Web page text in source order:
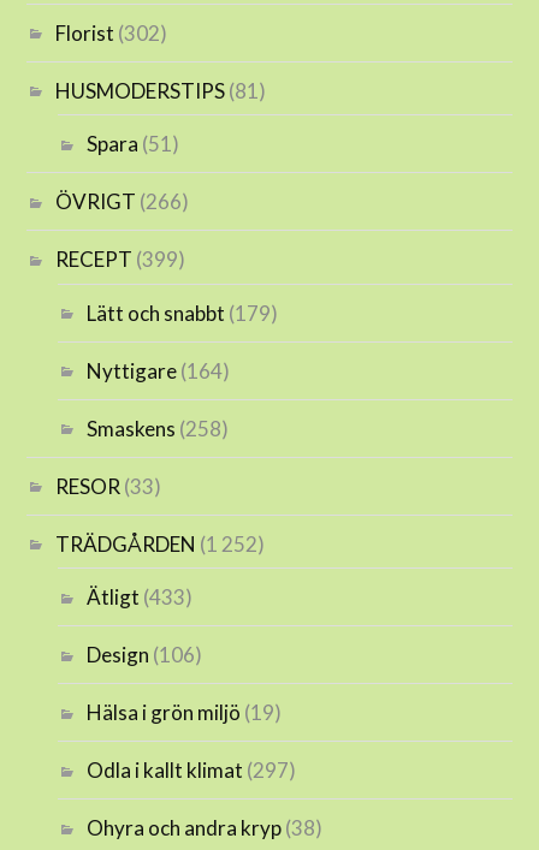
Florist (302)
HUSMODERSTIPS(81)
Spara (51)
ÖVRIGT (266)
RECEPT (399)
Lätt och snabbt (179)
Nyttigare(164)
Smaskens (258)
RESOR (33)
TRÄDGÅRDEN (1 252)
Ätligt (433)
Design (106)
Hälsa i grön miljö (19)
Odla i kallt klimat (297)
Ohyra och andra kryp(38)